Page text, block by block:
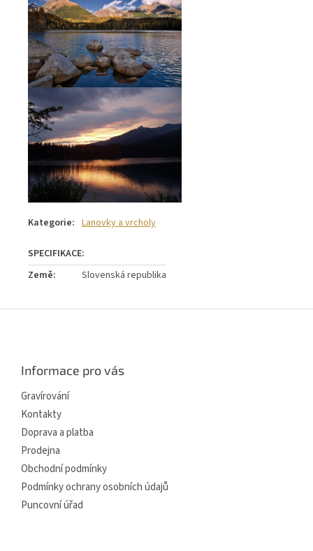
Kategorie: Lanovky a vrcholy
Země: Slovenská republika
Informace pro vás
Gravírování
Kontakty
Doprava a platba
Prodejna
Obchodní podmínky
Podmínky ochrany osobních údajů
Puncovní úřad